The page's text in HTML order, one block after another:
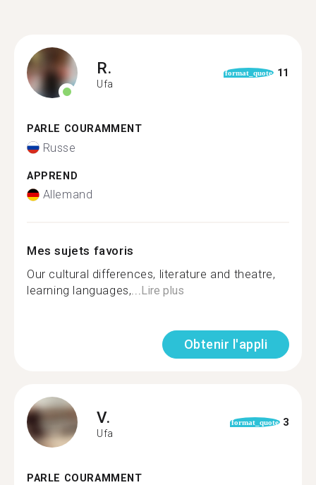
R.
Ufa
format_quote 11
PARLE COURAMMENT
Russe
APPREND
Allemand
Mes sujets favoris
Our cultural differences, literature and theatre,
learning languages,...Lire plus
Obtenir l'appli
V.
Ufa
format_quote 3
PARLE COURAMMENT